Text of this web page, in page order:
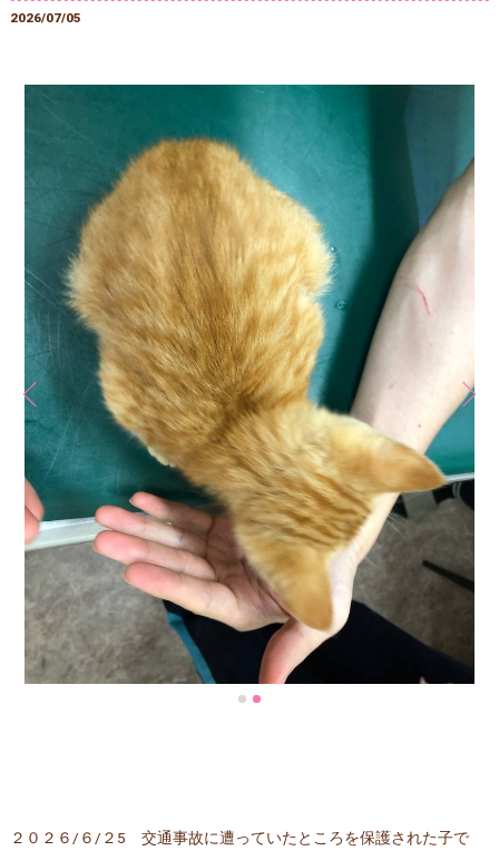
2026/07/05
２０２６/６/２5 交通事故に遭っていたところを保護された子で